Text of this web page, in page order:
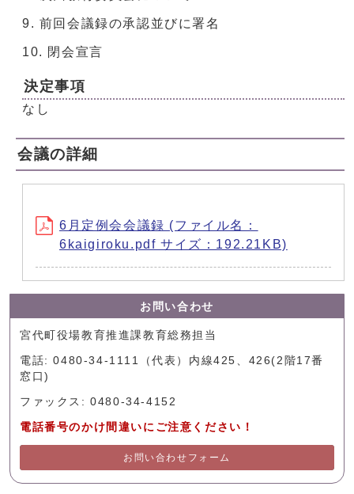
前回会議録の承認並びに署名
閉会宣言
決定事項
なし
会議の詳細
6月定例会会議録 (ファイル名：
6kaigiroku.pdf サイズ：192.21KB)
お問い合わせ
宮代町役場教育推進課教育総務担当
電話: 0480-34-1111（代表）内線425、426(2階17番
窓口)
ファックス: 0480-34-4152
電話番号のかけ間違いにご注意ください！
お問い合わせフォーム